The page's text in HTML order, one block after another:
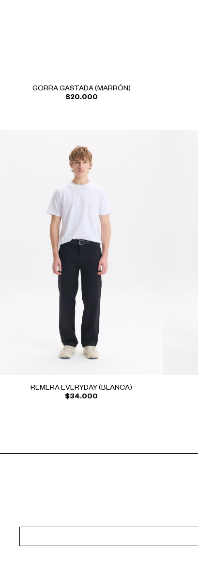
GORRA GASTADA (MARRÓN)
$20.000
REMERA EVERYDAY (BLANCA)
$34.000